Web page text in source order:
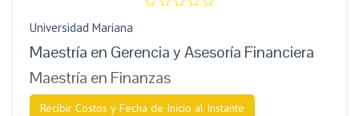
Universidad Mariana
Maestría en Gerencia y Asesoría Financiera
Maestría en Finanzas
Recibir Costos y Fecha de Inicio al Instante